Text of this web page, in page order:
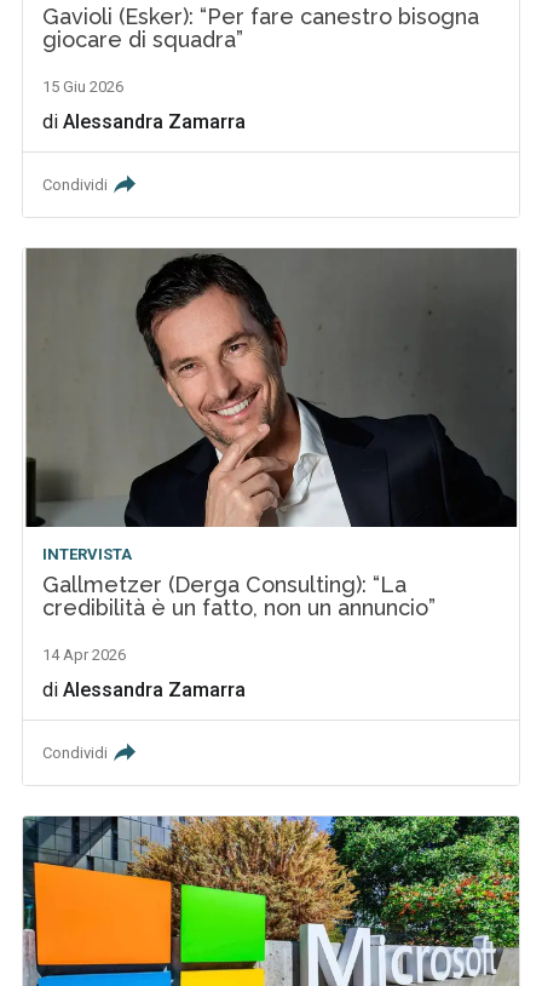
Gavioli (Esker): “Per fare canestro bisogna
giocare di squadra”
15 Giu 2026
diAlessandra Zamarra
Condividi
INTERVISTA
Gallmetzer (Derga Consulting): “La
credibilità è un fatto, non un annuncio”
14 Apr 2026
diAlessandra Zamarra
Condividi